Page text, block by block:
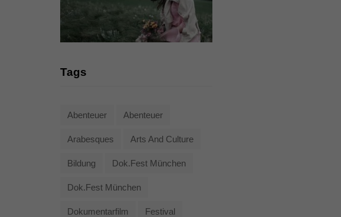
Tags
Abenteuer Abenteuer
Arabesques Arts And Culture
Bildung Dok.fest München
Dok.fest München
Dokumentarfilm Festival